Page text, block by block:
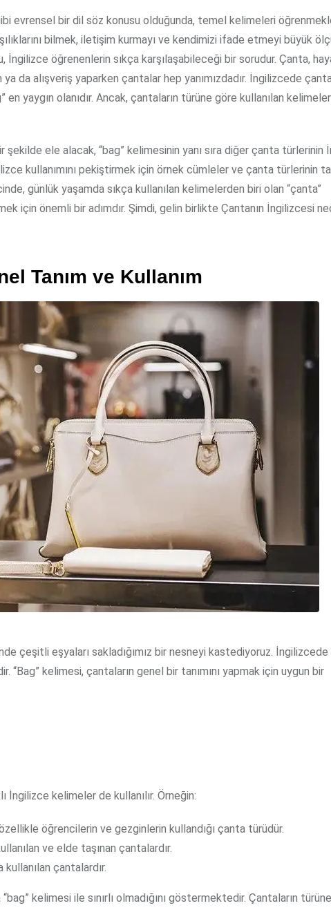
evrensel bir dil söz konusu olduğunda, temel kelimeleri
bilmek, iletişim kurmayı ve kendimizi ifade etmeyi büyük
öğrenenlerin sıkça karşılaşabileceği bir sorudur. Çanta,
da alışveriş yaparken çantalar hep yanımızdadır. İngilizcede
en yaygın olanıdır. Ancak, çantaların türüne göre kullanılan
ele alacak, “bag” kelimesinin yanı sıra diğer çanta türlerinin
kullanımını pekiştirmek için örnek cümleler ve çanta türlerinin
günlük yaşamda sıkça kullanılan kelimelerden biri olan “çanta”
için önemli bir adımdır. Şimdi, gelin birlikte Çantanın İngilizcesi
Tanım ve Kullanım
çeşitli eşyaları sakladığımız bir nesneyi kastediyoruz. İngilizcede
kelimesi, çantaların genel bir tanımını yapmak için uygun bir
İngilizce kelimeler de kullanılır. Örneğin:
öğrencilerin ve gezginlerin kullandığı çanta türüdür.
ve elde taşınan çantalardır.
kullanılan çantalardır.
kelimesi ile sınırlı olmadığını göstermektedir. Çantaların